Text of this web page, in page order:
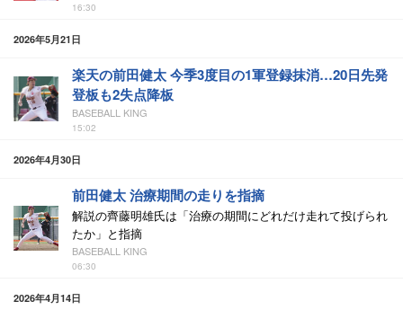
16:30
2026年5月21日
楽天の前田健太 今季3度目の1軍登録抹消…20日先発
登板も2失点降板
BASEBALL KING
15:02
2026年4月30日
前田健太 治療期間の走りを指摘
解説の齊藤明雄氏は「治療の期間にどれだけ走れて投げられ
たか」と指摘
BASEBALL KING
06:30
2026年4月14日